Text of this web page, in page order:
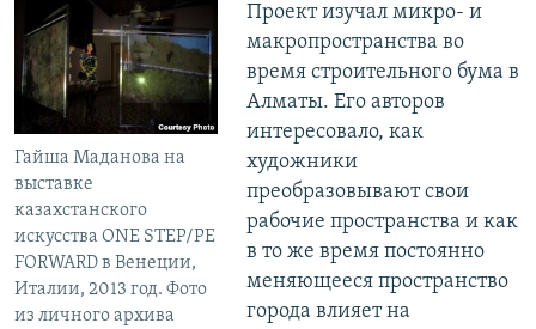
Гайша Маданова на
выставке
казахстанского
искусства ONE STEP/PE
FORWARD в Венеции,
Италии, 2013 год. Фото
из личного архива
Проект изучал микро- и
макропространства во
время строительного бума в
Алматы. Его авторов
интересовало, как
художники
преобразовывают свои
рабочие пространства и как
в то же время постоянно
меняющееся пространство
города влияет на